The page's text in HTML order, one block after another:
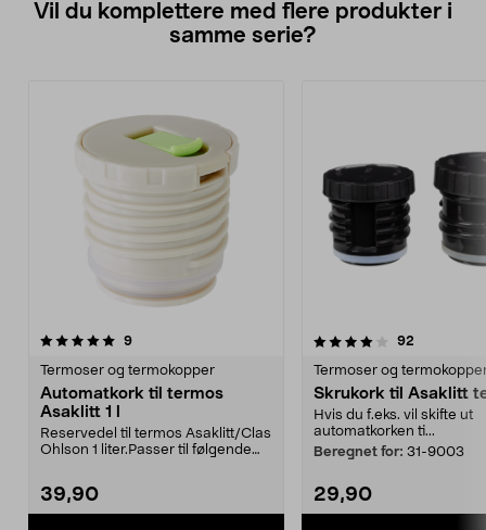
Vil du komplettere med flere produkter i
samme serie?
9anmeldelser
Termoser og termokopper
Automatkork til termos
Asaklitt 1 l
Reservedel til termos Asaklitt/Clas
Ohlson 1 liter.Passer til følgende
39,90
4.0av 5 stjerner 92
Termoser og
Skrukork til Asaklitt
Hvis du f.eks. vil skifte ut
automatkorken ti...
Beregnet for: 31-9003
29,90
4.0av 5 stjerner